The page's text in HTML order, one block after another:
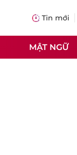
Tin mới
MẬT NGỮ